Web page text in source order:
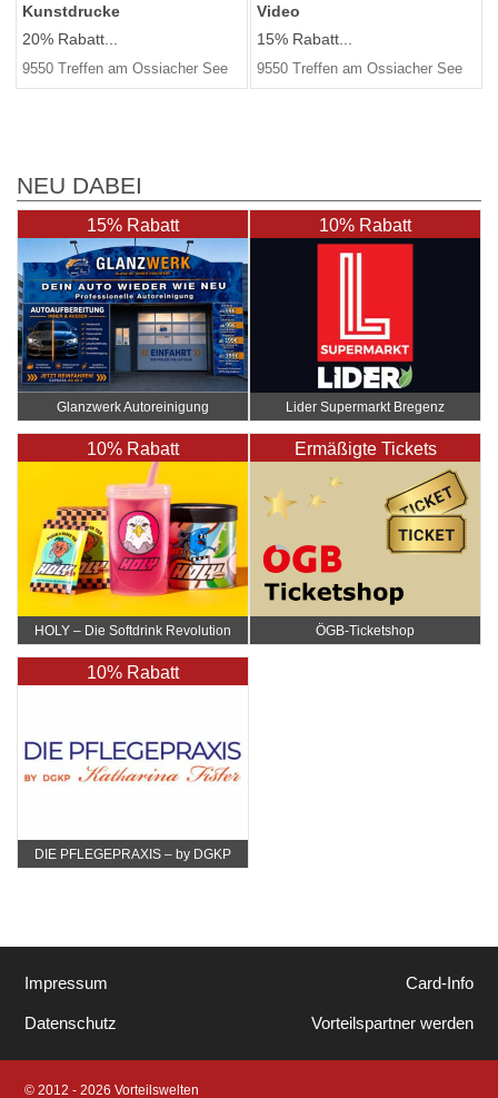
Kunstdrucke
20% Rabatt...
9550 Treffen am Ossiacher See
Video
15% Rabatt...
9550 Treffen am Ossiacher See
NEU DABEI
15% Rabatt
Glanzwerk Autoreinigung
10% Rabatt
Lider Supermarkt Bregenz
10% Rabatt
HOLY – Die Softdrink Revolution
Ermäßigte Tickets
ÖGB-Ticketshop
10% Rabatt
DIE PFLEGEPRAXIS – by DGKP
Impressum
Datenschutz
Card-Info
Vorteilspartner werden
© 2012 - 2026 Vorteilswelten